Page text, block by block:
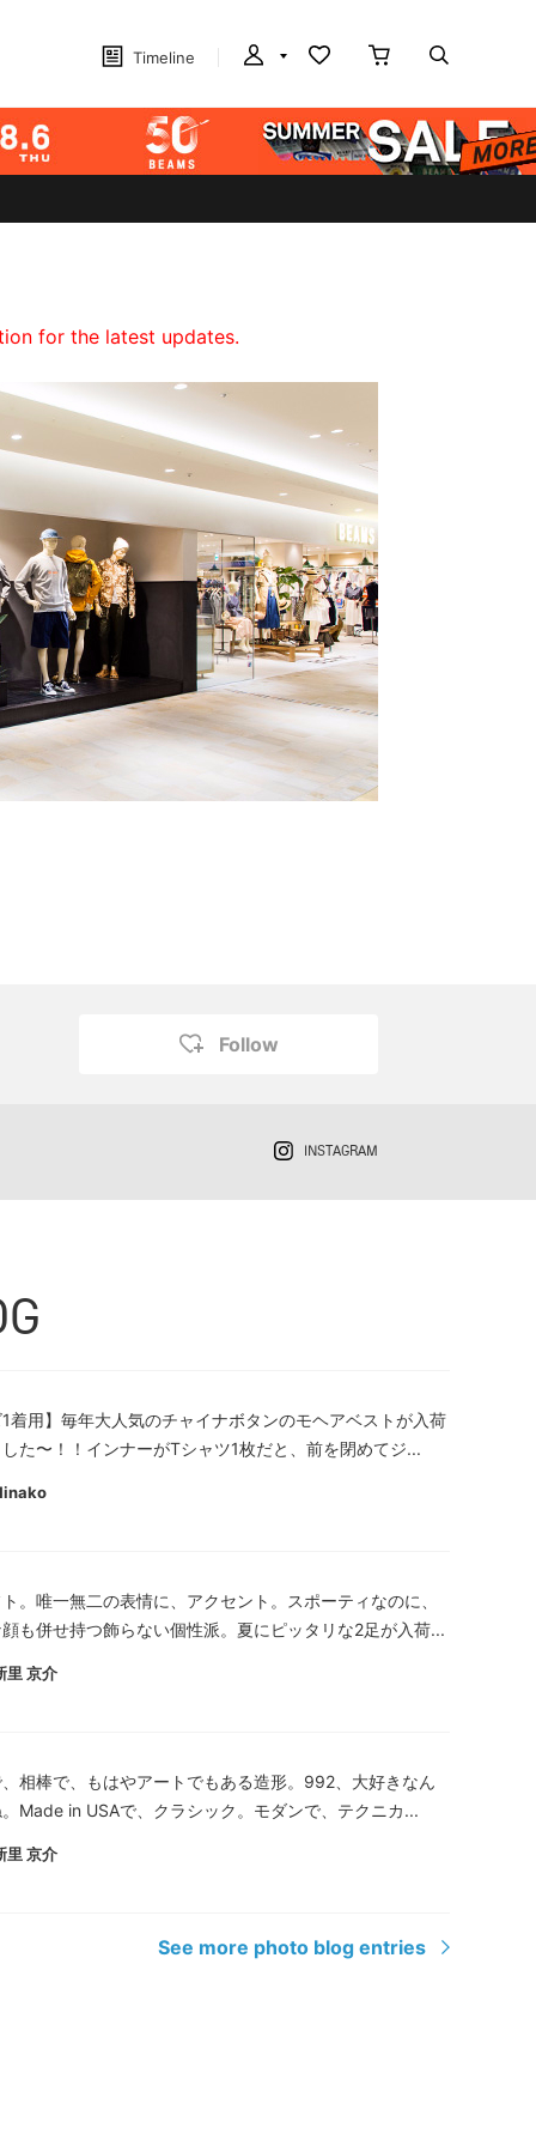
Timeline
for the latest updates.
Follow
INSTAGRAM
着用】毎年大人気のチャイナボタンのモヘアベストが入荷
た〜！！インナーがTシャツ1枚だと、前を閉めてジ...
。唯一無二の表情に、アクセント。スポーティなのに、
も併せ持つ飾らない個性派。夏にピッタリな2足が入荷...
里 京介
相棒で、もはやアートでもある造形。992、大好きなん
Made in USAで、クラシック。モダンで、テクニカ...
里 京介
See more photo blog entries